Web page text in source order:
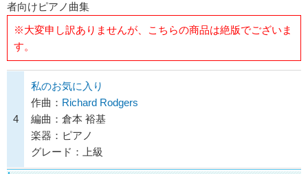
者向けピアノ曲集
※大変申し訳ありませんが、こちらの商品は絶版でございま
す。
4
私のお気に入り
作曲： Richard Rodgers
編曲：倉本 裕基
楽器：ピアノ
グレード：上級